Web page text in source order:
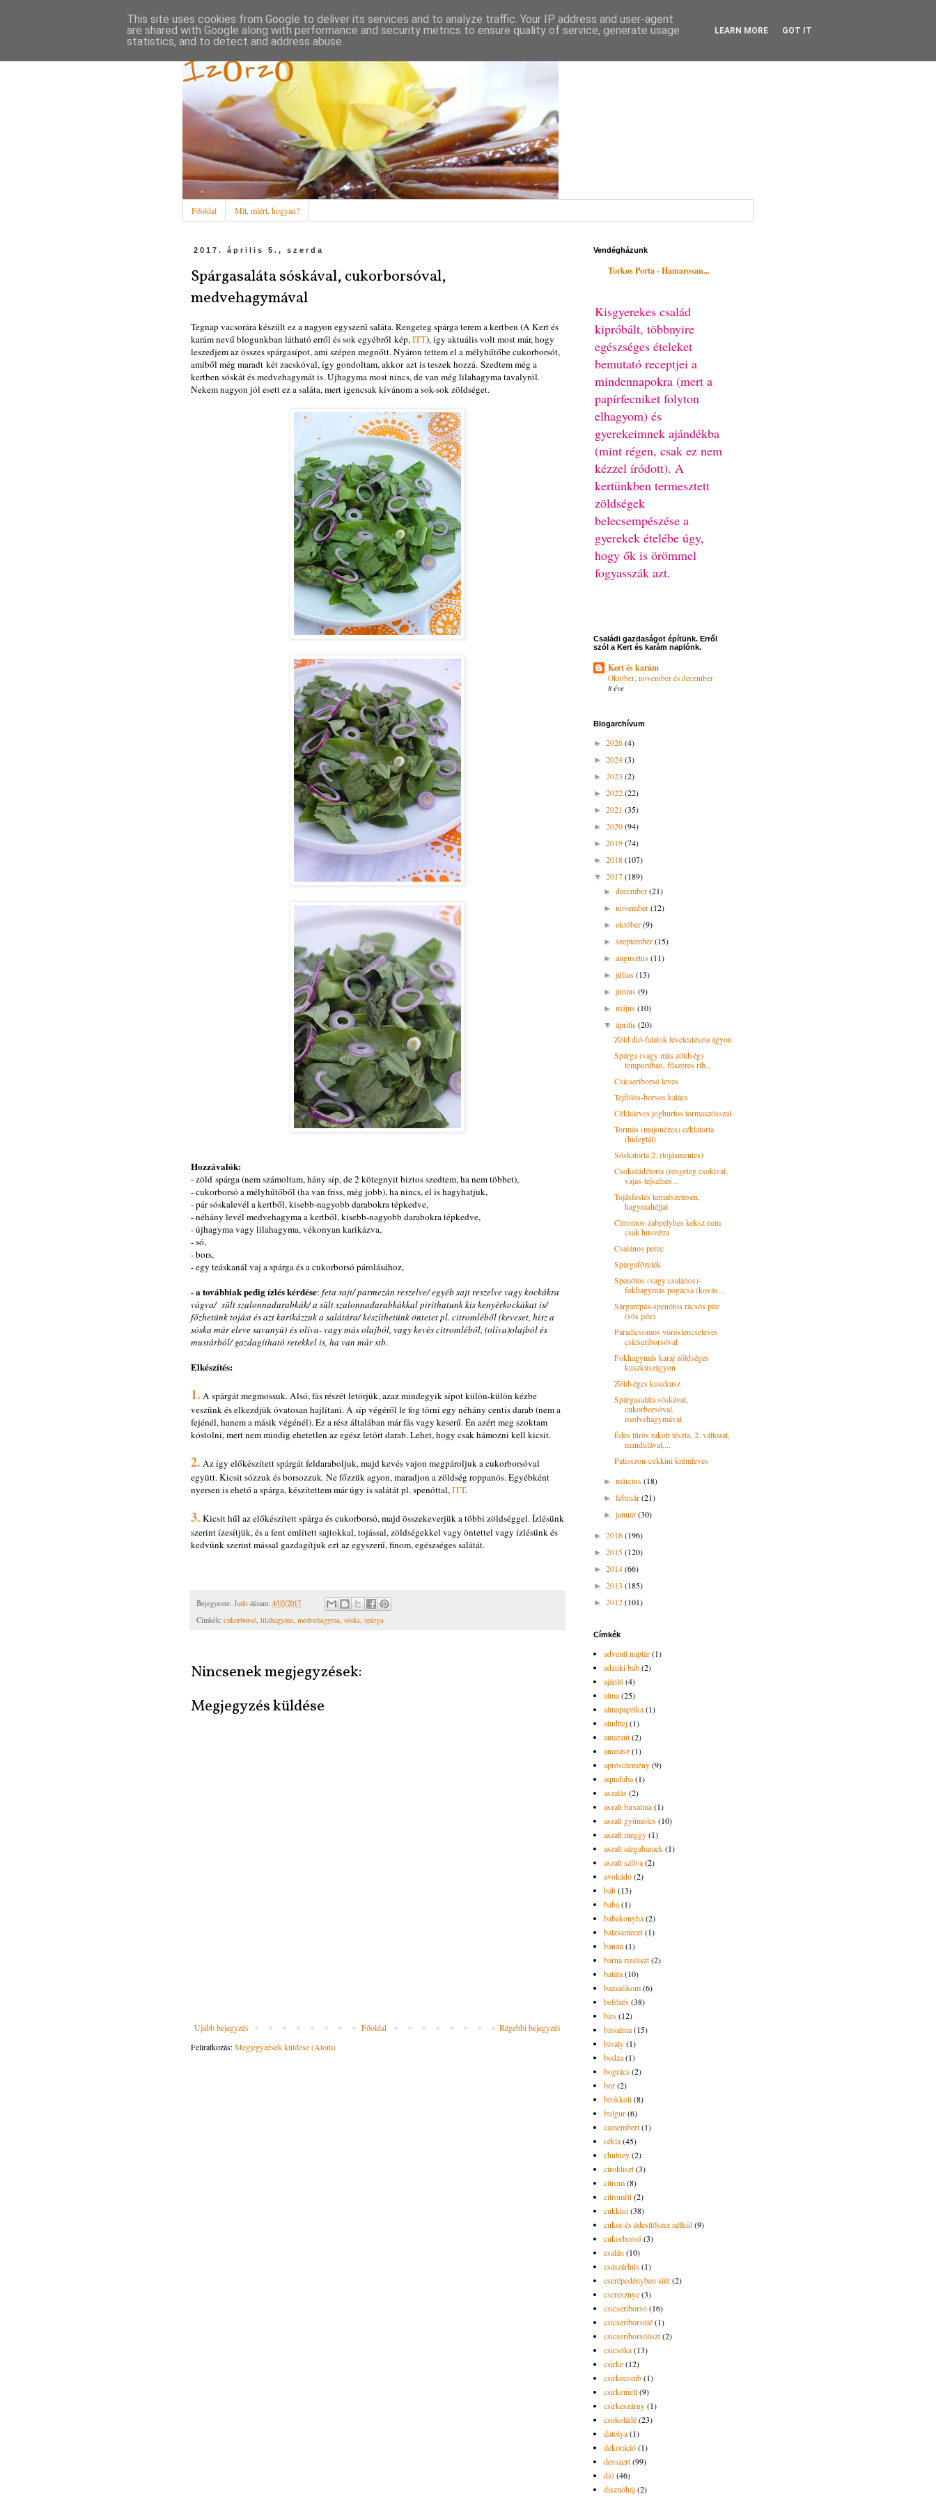
Ízőrző
Főoldal Mit, miért, hogyan?
2017. április 5., szerda
Spárgasaláta sóskával, cukorborsóval,
medvehagymával
Tegnap vacsorára készült ez a nagyon egyszerű saláta. Rengeteg spárga terem a kertben (A Kert és
karám nevű blogunkban látható erről és sok egyébről kép,ITT), így aktuális volt most már, hogy
leszedjem az összes spárgasípot, ami szépen megnőtt. Nyáron tettem el a mélyhűtőbe cukorborsót,
amiből még maradt két zacskóval, így gondoltam, akkor azt is teszek hozzá. Szedtem még a
kertben sóskát és medvehagymát is. Újhagyma most nincs, de van még lilahagyma tavalyról.
Nekem nagyon jól esett ez a saláta, mert igencsak kívánom a sok-sok zöldséget.
Hozzávalók:
- zöld spárga (nem számoltam, hány síp, de 2 kötegnyit biztos szedtem, ha nem többet),
- cukorborsó a mélyhűtőből (ha van friss, még jobb), ha nincs, el is hagyhatjuk,
- pár sóskalevél a kertből, kisebb-nagyobb darabokra tépkedve,
- néhány levél medvehagyma a kertből, kisebb-nagyobb darabokra tépkedve,
- újhagyma vagy lilahagyma, vékonyan karikázva,
- só,
- bors,
- egy teáskanál vaj a spárga és a cukorborsó párolásához,
-a továbbiak pedig ízlés kérdése: feta sajt/ parmezán reszelve/ egyéb sajt reszelve vagy kockákra
vágva/ sült szalonnadarabkák/ a sült szalonnadarabkákkal piríthatunk kis kenyérkockákat is/
főzhetünk tojást és azt karikázzuk a salátára/ készíthetünk öntetet pl. citromléből (keveset, hisz a
sóska már eleve savanyú) és olíva- vagy más olajból, vagy kevés citromléből, (olíva)olajból és
mustárból/ gazdagítható retekkel is, ha van már stb.
Elkészítés:
1. A spárgát megmossuk. Alsó, fás részét letörjük, azaz mindegyik sípot külön-külön kézbe
veszünk és elkezdjük óvatosan hajlítani. A síp végéről le fog törni egy néhány centis darab (nem a
fejénél, hanem a másik végénél). Ez a rész általában már fás vagy keserű. Én azért meg szoktam
kóstolni, mert nem mindig ehetetlen az egész letört darab. Lehet, hogy csak hámozni kell kicsit.
2. Az így előkészített spárgát feldaraboljuk, majd kevés vajon megpároljuk a cukorborsóval
együtt. Kicsit sózzuk és borsozzuk. Ne főzzük agyon, maradjon a zöldség roppanós. Egyébként
nyersen is ehető a spárga, készítettem már úgy is salátát pl. spenóttal,ITT.
3. Kicsit hűl az előkészített spárga és cukorborsó, majd összekeverjük a többi zöldséggel. Ízlésünk
szerint ízesítjük, és a fent említett sajtokkal, tojással, zöldségekkel vagy öntettel vagy ízlésünk és
kedvünk szerint mással gazdagítjuk ezt az egyszerű, finom, egészséges salátát.
Bejegyezte: Judit dátum: 4/05/2017
Címkék: cukorborsó, lilahagyma, medvehagyma, sóska, spárga
Nincsenek megjegyzések:
Megjegyzés küldése
Újabb bejegyzés Régebbi bejegyzés
Főoldal
Feliratkozás:Megjegyzések küldése (Atom)
Vendégházunk
Torkos Porta - Hamarosan...
Kisgyerekes család
kipróbált, többnyire
egészséges ételeket
bemutató receptjei a
mindennapokra (mert a
papírfecniket folyton
elhagyom) és
gyerekeimnek ajándékba
(mint régen, csak ez nem
kézzel íródott). A
kertünkben termesztett
zöldségek
belecsempészése a
gyerekek ételébe úgy,
hogy ők is örömmel
fogyasszák azt.
Családi gazdaságot építünk. Erről
szól a Kert és karám naplónk.
Kert és karám
Október, november és december
8 éve
Blogarchívum
► 2026(4)
► 2024(3)
► 2023 (2)
► 2022(22)
► 2021 (35)
► 2020(94)
► 2019(74)
► 2018(107)
▼ 2017(189)
►december(21)
►november(12)
►október(9)
►szeptember(15)
►augusztus(11)
►július(13)
►június(9)
►május(10)
▼április(20)
Zöld dió-falatok levelestészta ágyon
Spárga (vagy más zöldség)
tempurában, fűszeres rib...
Csicseriborsó leves
Tejfölös-borsos kalács
Céklaleves joghurtos tormaszósszal
Tormás (majonézes) céklatorta
(hidegtál)
Sóskatorta 2. (tojásmentes)
Csokoládétorta (rengeteg csokival,
vajas-tejszínes...
Tojásfestés természetesen,
hagymahéjjal
Citromos-zabpelyhes keksz nem
csak húsvétra
Csalános perec
Spárgafőzelék
Spenótos (vagy csalános)-
fokhagymás pogácsa (kovás...
Sárgarépás-spenótos rácsós pite
(sós pite)
Paradicsomos vöröslencseleves
csicseriborsóval
Fokhagymás karaj zöldséges
kuszkuszágyon
Zöldséges kuszkusz
Spárgasaláta sóskával,
cukorborsóval,
medvehagymával
Édes túrós rakott tészta, 2. változat,
mandulával,...
Patisszon-cukkini krémleves
►március(18)
►február(21)
►január(30)
► 2016(196)
► 2015(120)
► 2014(66)
► 2013 (185)
► 2012(101)
Címkék
adventi naptár(1)
adzuki bab(2)
ajánló(4)
alma(25)
almapaprika(1)
aludttej(1)
amarant(2)
ananász(1)
aprósütemény(9)
aquafaba(1)
aszalás(2)
aszalt birsalma(1)
aszalt gyümölcs(10)
aszalt meggy(1)
aszalt sárgabarack(1)
aszalt szilva(2)
avokádó(2)
bab(13)
baba(1)
babakonyha(2)
balzsamecet(1)
banán(1)
barna rizsliszt(2)
batáta(10)
bazsalikom(6)
befőzés(38)
birs(12)
birsalma(15)
bivaly(1)
bodza(1)
bogrács(2)
bor(2)
brokkoli(8)
bulgur(6)
camembert(1)
cékla(45)
chutney(2)
cirokliszt(3)
citrom(8)
citromfű(2)
cukkini(38)
cukor-és édesítőszer nélkül(9)
cukorborsó(3)
csalán(10)
császárhús(1)
cserépedényben sült(2)
cseresznye(3)
csicseriborsó(16)
csicseriborsólé(1)
csicseriborsóliszt(2)
csicsóka(13)
csirke(12)
csirkecomb(1)
csirkemell(9)
csirkeszárny(1)
csokoládé(23)
datolya(1)
dekoráció(1)
desszert(99)
dió(46)
disznóháj(2)
This site uses cookies from Google to deliver its services and to analyze traffic. Your IP address and user-agent
are shared with Google along with performance and security metrics to ensure quality of service, generate usage
statistics, and to detect and address abuse.
LEARN MORE GOT IT